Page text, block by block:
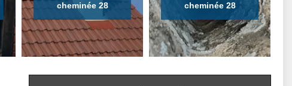
cheminée 28
cheminée 28